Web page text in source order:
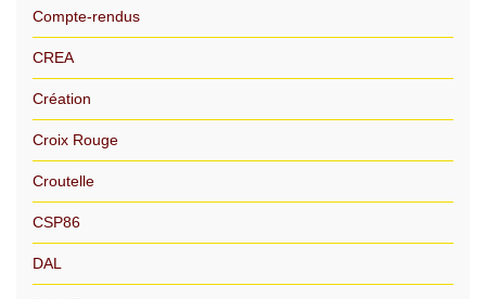
Compte-rendus
CREA
Création
Croix Rouge
Croutelle
CSP86
DAL